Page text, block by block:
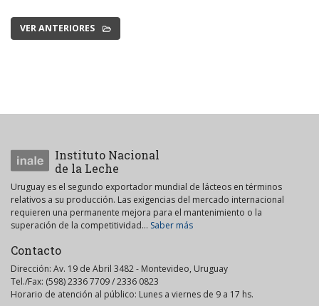
VER ANTERIORES
Instituto Nacional
de la Leche
Uruguay es el segundo exportador mundial de lácteos en términos
relativos a su producción. Las exigencias del mercado internacional
requieren una permanente mejora para el mantenimiento o la
superación de la competitividad... Saber más
Contacto
Dirección: Av. 19 de Abril 3482 - Montevideo, Uruguay
Tel./Fax: (598) 2336 7709 / 2336 0823
Horario de atención al público: Lunes a viernes de 9 a 17 hs.